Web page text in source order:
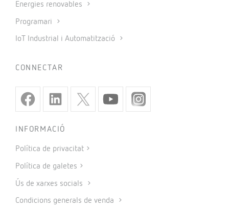
Energies renovables
Programari
IoT Industrial i Automatització
CONNECTAR
INFORMACIÓ
Política de privacitat
Política de galetes
Ús de xarxes socials
Condicions generals de venda